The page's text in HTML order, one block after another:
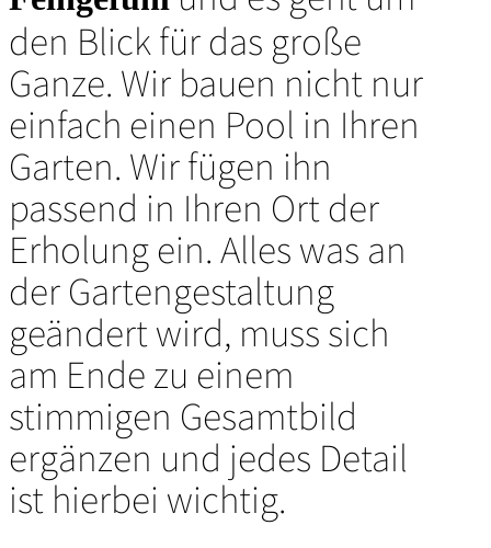
den Blick für das große
Ganze. Wir bauen nicht nur
einfach einen Pool in Ihren
Garten. Wir fügen ihn
passend in Ihren Ort der
Erholung ein. Alles was an
der Gartengestaltung
geändert wird, muss sich
am Ende zu einem
stimmigen Gesamtbild
ergänzen und jedes Detail
ist hierbei wichtig.